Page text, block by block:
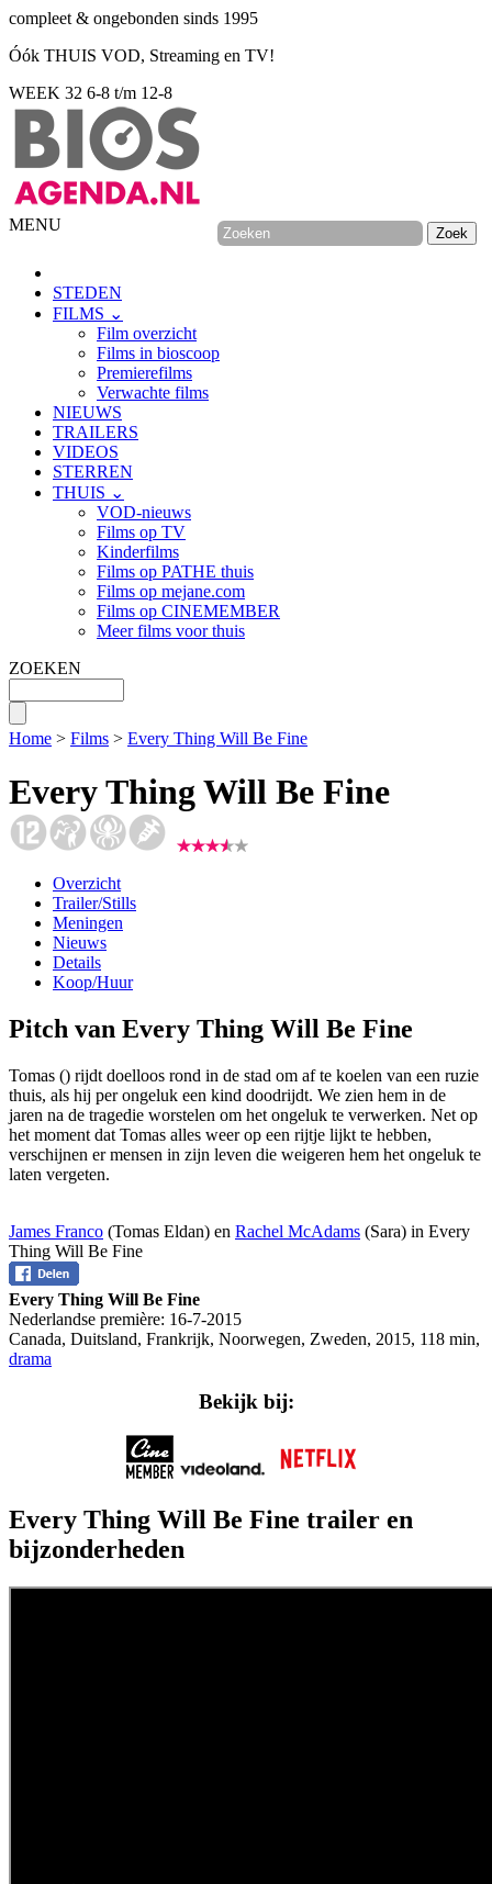
compleet & ongebonden sinds 1995
Óók THUIS VOD, Streaming en TV!
WEEK 32 6-8 t/m 12-8
MENU
STEDEN
FILMS ⌄
Film overzicht
Films in bioscoop
Premierefilms
Verwachte films
NIEUWS
TRAILERS
VIDEOS
STERREN
THUIS ⌄
VOD-nieuws
Films op TV
Kinderfilms
Films op PATHE thuis
Films op mejane.com
Films op CINEMEMBER
Meer films voor thuis
ZOEKEN
Home > Films > Every Thing Will Be Fine
Every Thing Will Be Fine
Overzicht
Trailer/Stills
Meningen
Nieuws
Details
Koop/Huur
Pitch van Every Thing Will Be Fine
Tomas () rijdt doelloos rond in de stad om af te koelen van een ruzie
thuis, als hij per ongeluk een kind doodrijdt. We zien hem in de
jaren na de tragedie worstelen om het ongeluk te verwerken. Net op
het moment dat Tomas alles weer op een rijtje lijkt te hebben,
verschijnen er mensen in zijn leven die weigeren hem het ongeluk te
laten vergeten.
James Franco (Tomas Eldan) en Rachel McAdams (Sara) in Every
Thing Will Be Fine
Every Thing Will Be Fine
Nederlandse première: 16-7-2015
Canada, Duitsland, Frankrijk, Noorwegen, Zweden, 2015, 118 min,
drama
Bekijk bij:
Every Thing Will Be Fine trailer en
bijzonderheden